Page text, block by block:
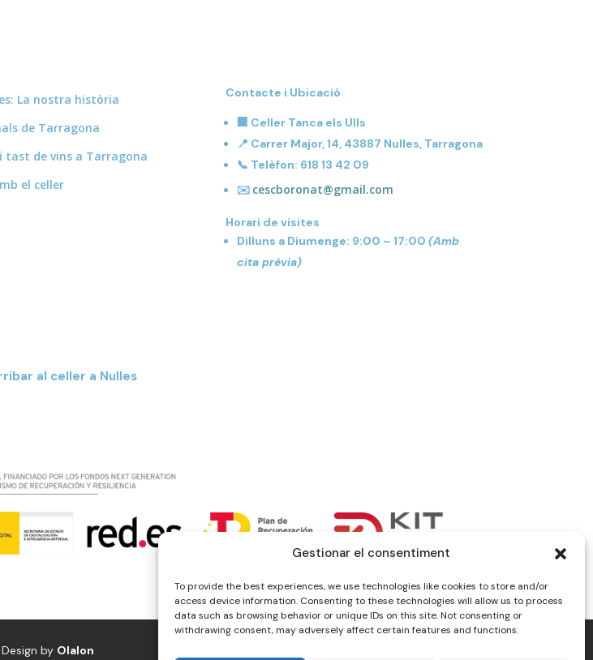
Gestionar el consentiment
To provide the best experiences, we use technologies like cookies to store and/or
access device information. Consenting to these technologies will allow us to process
data such as browsing behavior or unique IDs on this site. Not consenting or
withdrawing consent, may adversely affect certain features and functions.
La nostra història
de Tarragona
tast de vins a Tarragona
el celler
Contacte i Ubicació
🏢 Celler Tanca els Ulls
📍 Carrer Major, 14, 43887 Nulles, Tarragona
📞 Telèfon: 618 13 42 09
✉️ cescboronat@gmail.com
Horari de visites
Dilluns a Diumenge: 9:00 – 17:00 (Amb
cita prèvia)
al celler a Nulles
Design by Olalon